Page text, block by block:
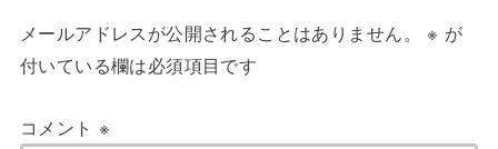
メールアドレスが公開されることはありません。 ※ が
付いている欄は必須項目です
コメント ※